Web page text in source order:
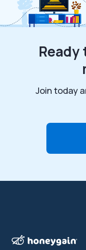
Ready
Join today